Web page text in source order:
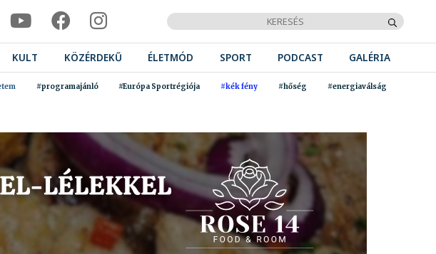
KULT KÖZÉRDEKŰ ÉLETMÓD SPORT PODCAST GALÉRIA
#programajánló #Európa Sportrégiója #kék fény #hőség #energiaválság